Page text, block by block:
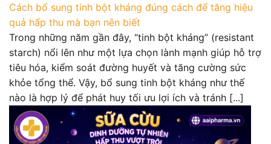
Cách bổ sung tinh bột kháng đúng cách để tăng hiệu
quả hấp thu mà bạn nên biết
Trong những năm gần đây, “tinh bột kháng” (resistant
starch) nổi lên như một lựa chọn lành mạnh giúp hỗ trợ
tiêu hóa, kiểm soát đường huyết và tăng cường sức
khỏe tổng thể. Vậy, bổ sung tinh bột kháng như thế
nào là hợp lý để phát huy tối ưu lợi ích và tránh [...]